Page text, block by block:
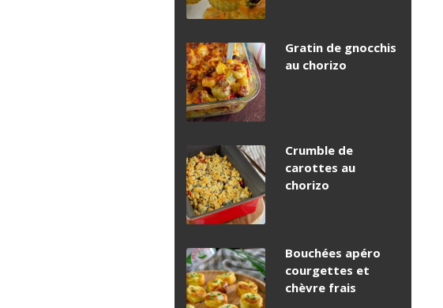
Gratin de gnocchis
au chorizo
Crumble de
carottes au
chorizo
Bouchées apéro
courgettes et
chèvre frais